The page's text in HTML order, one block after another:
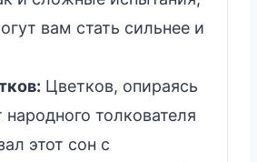
вам стать сильнее и
Цветков, опираясь
толкователя
этот сон с